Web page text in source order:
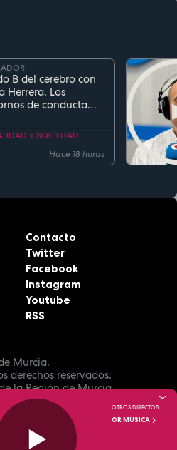
B del cerebro con
Herrera. Los
de conducta
Y SOCIEDAD
Hace 18 horas
Murcia.
derechos reservados.
la Región de Murcia.
Contacto
Twitter
Facebook
Instagram
Youtube
RSS
OTROS DIRECTOS:
OR MÚSICA